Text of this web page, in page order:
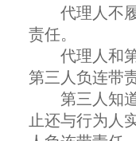
代理人不履
责任。
代理人和第
第三人负连带
第三人知道
止还与行为人